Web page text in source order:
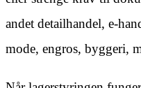
andet detailhandel, e-
mode, engros, byggeri,